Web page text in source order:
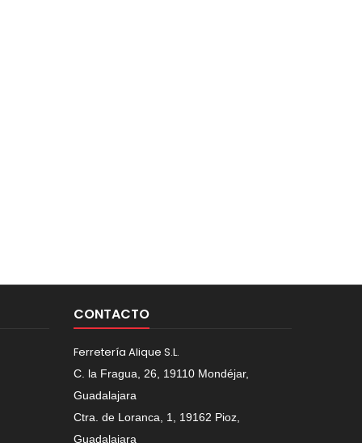
CONTACTO
Ferretería Alique S.L.
C. la Fragua, 26, 19110 Mondéjar,
Guadalajara
Ctra. de Loranca, 1, 19162 Pioz,
Guadalajara